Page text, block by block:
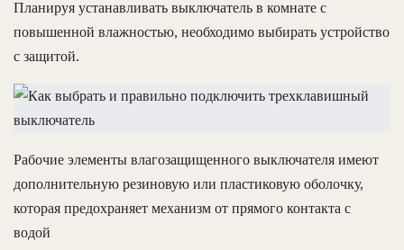
Планируя устанавливать выключатель в комнате с
повышенной влажностью, необходимо выбирать устройство
с защитой.
Рабочие элементы влагозащищенного выключателя имеют
дополнительную резиновую или пластиковую оболочку,
которая предохраняет механизм от прямого контакта с
водой